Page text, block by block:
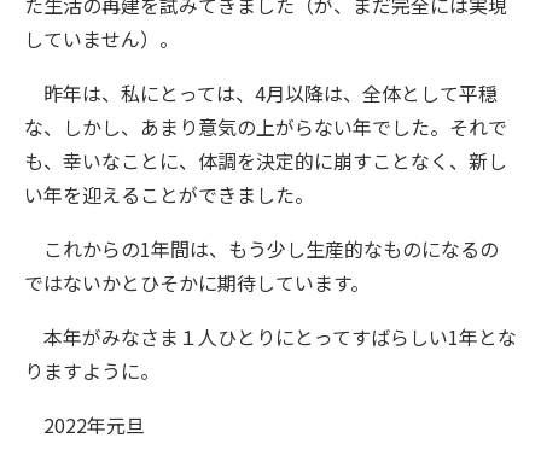
していません）。
昨年は、私にとっては、4月以降は、全体として平穏
な、しかし、あまり意気の上がらない年でした。それで
も、幸いなことに、体調を決定的に崩すことなく、新し
い年を迎えることができました。
これからの1年間は、もう少し生産的なものになるの
ではないかとひそかに期待しています。
本年がみなさま１人ひとりにとってすばらしい1年とな
りますように。
2022年元旦